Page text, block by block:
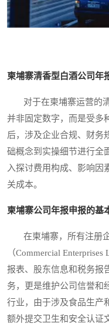
柬埔寨清香型白酒公司年
对于在柬埔寨运营的清
并非固定数字，而是受多
后，涉及企业合规、财务
础概念到实操细节进行全
入探讨费用构成、影响因
关成本。
柬埔寨公司年报申报的基
在柬埔寨，所有注册企
（Commercial
报表、股东信息和税务报
务，更是维护公司信誉和
行业，由于涉及食品生产
额外提交卫生和安全认证